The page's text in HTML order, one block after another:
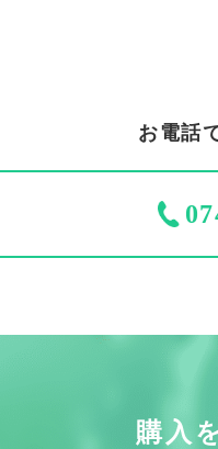
お電話
購入